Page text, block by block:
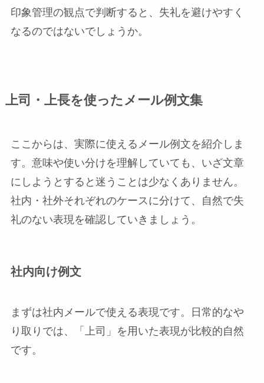
印象管理の観点で判断すると、失礼を避けやすく
なるのではないでしょうか。
上司・上長を使ったメール例文集
ここからは、実際に使えるメール例文を紹介しま
す。意味や使い分けを理解していても、いざ文章
にしようとすると迷うことは少なくありません。
社内・社外それぞれのケースに分けて、自然で失
礼のない表現を確認していきましょう。
社内向け例文
まずは社内メールで使える表現です。日常的なや
り取りでは、「上司」を用いた表現が比較的自然
です。